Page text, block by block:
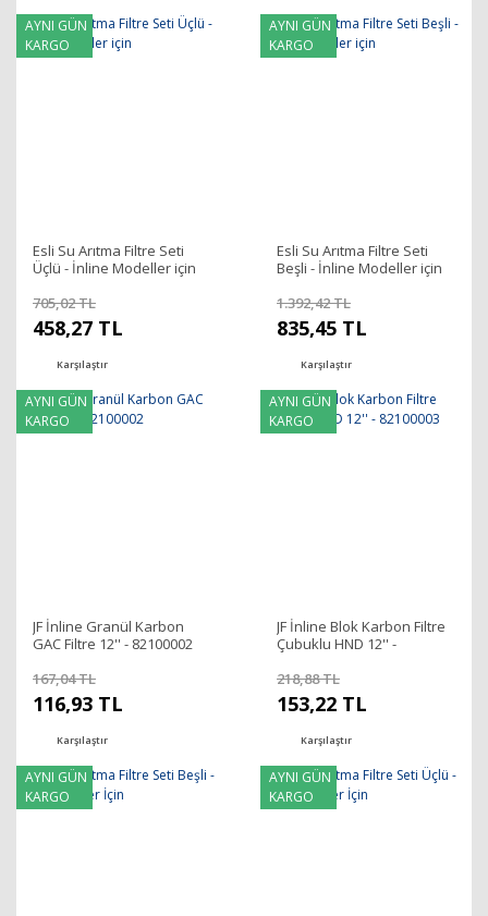
AYNI GÜN
KARGO
Esli Su Arıtma Filtre Seti
Üçlü - İnline Modeller için
705,02 TL
458,27 TL
Karşılaştır
AYNI GÜN
KARGO
Esli Su Arıtma Filtre Seti
Beşli - İnline Modeller için
1.392,42 TL
835,45 TL
Karşılaştır
AYNI GÜN
KARGO
JF İnline Granül Karbon
GAC Filtre 12'' - 82100002
167,04 TL
116,93 TL
Karşılaştır
AYNI GÜN
KARGO
JF İnline Blok Karbon Filtre
Çubuklu HND 12'' -
218,88 TL
153,22 TL
Karşılaştır
AYNI GÜN
KARGO
AYNI GÜN
KARGO